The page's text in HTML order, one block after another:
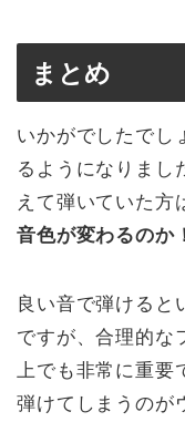
まとめ
いかがでしたでし
るようになりまし
えて弾いていた方
音色が変わるのか
良い音で弾けると
ですが、合理的な
上でも非常に重要
弾けてしまうのが